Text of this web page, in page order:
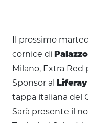
Il prossimo
cornice di
Milano, Extra
Sponsor al
tappa italiana del
Sarà presente il